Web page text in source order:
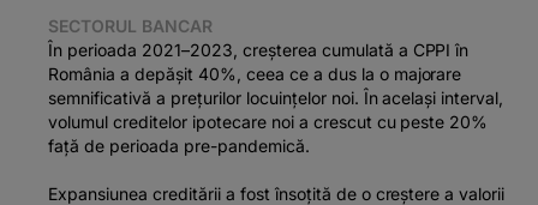
SECTORUL BANCAR
În perioada 2021–2023, creșterea cumulată a CPPI în
România a depășit 40%, ceea ce a dus la o majorare
semnificativă a prețurilor locuințelor noi. În același interval,
volumul creditelor ipotecare noi a crescut cu peste 20%
față de perioada pre-pandemică.
Expansiunea creditării a fost însoțită de o creștere a valorii